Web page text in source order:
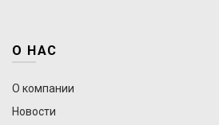
О НАС
О компании
Новости